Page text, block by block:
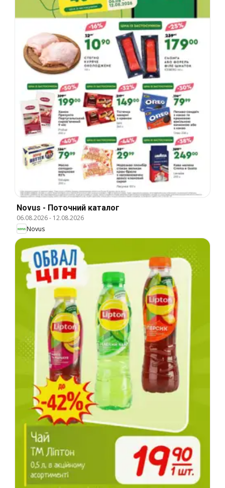
Novus - Поточний каталог
06.08.2026- 12.08.2026
Novus